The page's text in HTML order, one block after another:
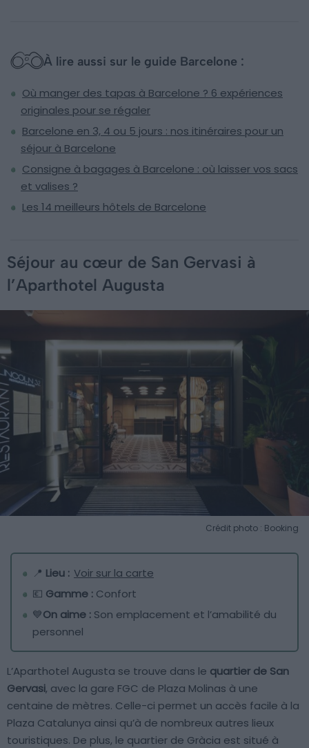
À lire aussi sur le guide Barcelone :
Où manger des tapas à Barcelone ? 6 expériences
originales pour se régaler
Barcelone en 3, 4 ou 5 jours : nos itinéraires pour un
séjour à Barcelone
Consigne à bagages à Barcelone : où laisser vos sacs
et valises ?
Les 14 meilleurs hôtels de Barcelone
Séjour au cœur de San Gervasi à
l’Aparthotel Augusta
Crédit photo : Booking
📍 Lieu : Voir sur la carte
💶 Gamme : Confort
💙On aime : Son emplacement et l’amabilité du
personnel
L’Aparthotel Augusta se trouve dans le quartier de San
Gervasi, avec la gare FGC de Plaza Molinas à une
centaine de mètres. Celle-ci permet un accès facile à la
Plaza Catalunya ainsi qu’à de nombreux autres lieux
touristiques. De plus, le quartier de Gràcia est situé à